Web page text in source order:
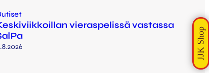
vieraspelissä vastassa